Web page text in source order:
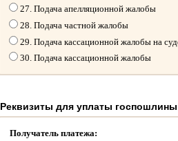
27. Подача апелляционной жалобы
28. Подача частной жалобы
29. Подача кассационной жалобы на
30. Подача кассационной жалобы
Реквизиты для уплаты госпошлины
Получатель платежа: